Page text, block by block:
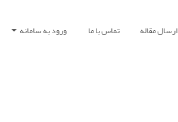
ارسال مقاله تماس با ما ورود به سامانه